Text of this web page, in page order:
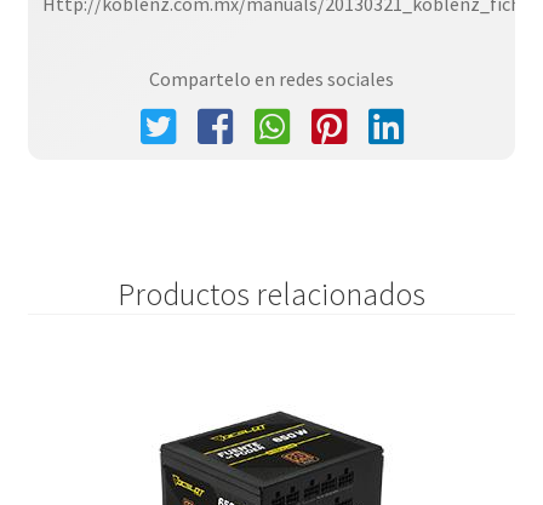
Compartelo en redes sociales
Productos relacionados